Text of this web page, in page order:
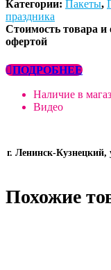
Категории: Пакеты,
праздника
Стоимость товара и
офертой
ПОДРОБНЕЕ
Наличие в
Видео
г. Ленинск-
Похожие